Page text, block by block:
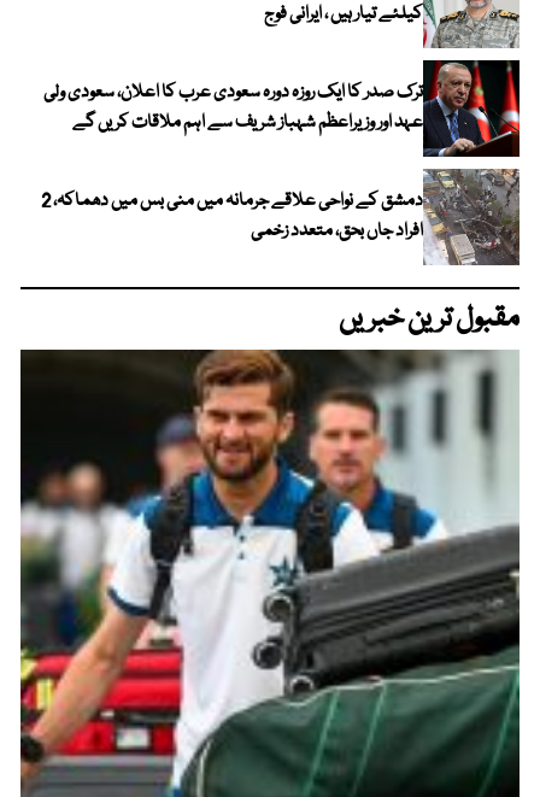
کیلئے تیار ہیں ، ایرانی فوج
ترک صدر کا ایک روزہ دورہ سعودی عرب کا اعلان، سعودی ولی
عہد اور وزیراعظم شہباز شریف سے اہم ملاقات کریں گے
دمشق کے نواحی علاقے جرمانہ میں منی بس میں دھماکہ، 2
افراد جاں بحق، متعدد زخمی
مقبول ترین خبریں